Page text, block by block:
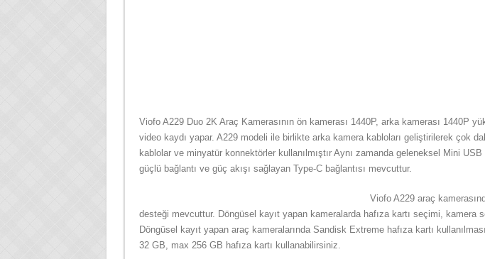
Viofo A229 Duo 2K Araç Kamerasının ön kamerası 1440P, arka kamerası 1440P
video kaydı yapar. A229 modeli ile birlikte arka kamera kabloları geliştirilerek çok
kablolar ve minyatür konnektörler kullanılmıştır Aynı zamanda geleneksel Mini
güçlü bağlantı ve güç akışı sağlayan Type-C bağlantısı mevcuttur.
Viofo A229 araç
desteği mevcuttur. Döngüsel kayıt yapan kameralarda hafıza kartı seçimi, kamera
Döngüsel kayıt yapan araç kameralarında Sandisk Extreme hafıza kartı
32 GB, max 256 GB hafıza kartı kullanabilirsiniz.